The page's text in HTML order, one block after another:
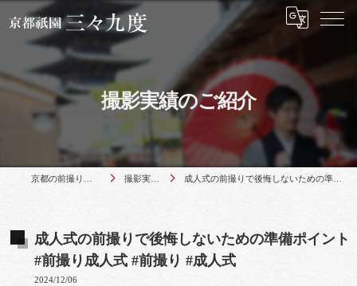
撮影実績のご紹介
撮影実績のご紹介 成人式の前撮りで後悔しないための準備ポイント #前撮り成人式 #前撮り #成人式
成人式の前撮りで後悔しないための準備ポイント
#前撮り成人式 #前撮り #成人式
2024/12/06